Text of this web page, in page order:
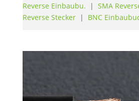
Reverse Einbaubu. | SMA
Reverse Stecker| BNC